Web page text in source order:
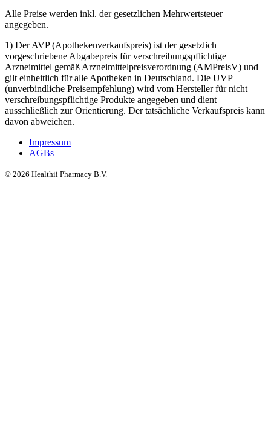
Alle Preise werden inkl. der gesetzlichen Mehrwertsteuer
angegeben.
1) Der AVP (Apothekenverkaufspreis) ist der gesetzlich
vorgeschriebene Abgabepreis für verschreibungspflichtige
Arzneimittel gemäß Arzneimittelpreisverordnung (AMPreisV) und
gilt einheitlich für alle Apotheken in Deutschland. Die UVP
(unverbindliche Preisempfehlung) wird vom Hersteller für nicht
verschreibungspflichtige Produkte angegeben und dient
ausschließlich zur Orientierung. Der tatsächliche Verkaufspreis kann
davon abweichen.
Impressum
AGBs
© 2026 Healthii Pharmacy B.V.